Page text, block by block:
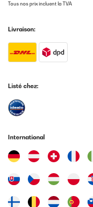
pratique, avec une
la puissance est
c'est un excellent
soirées raclette
!
genug zum grillen
Und wenn man sie
verkratzen und mann
Mit den anderen 2
ausprobiert.Leider
Tous nos prix incluent la TVA
Livraison:
Listé chez:
International